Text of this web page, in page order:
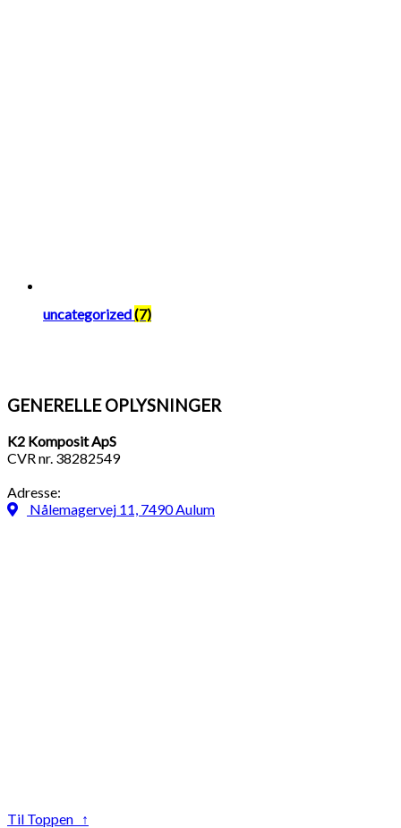
uncategorized(7)
GENERELLE OPLYSNINGER
K2 Komposit ApS
CVR nr. 38282549
Adresse:
Nålemagervej 11, 7490 Aulum
Til Toppen ↑